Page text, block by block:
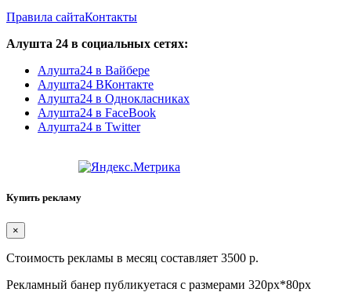
Правила сайтаКонтакты
Алушта 24 в социальных сетях:
Алушта24 в Вайбере
Алушта24 ВКонтакте
Алушта24 в Однокласниках
Алушта24 в FaceBook
Алушта24 в Twitter
Купить рекламу
×
Стоимость рекламы в месяц составляет 3500 р.
Рекламный банер публикуетася с размерами 320px*80px